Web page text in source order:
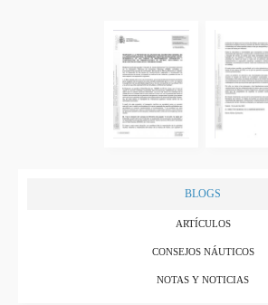
BLOGS
ARTÍCULOS
CONSEJOS NÁUTICOS
NOTAS Y NOTICIAS